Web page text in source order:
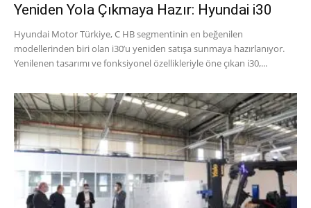
Yeniden Yola Çıkmaya Hazır: Hyundai i30
Hyundai Motor Türkiye, C HB segmentinin en beğenilen
modellerinden biri olan i30’u yeniden satışa sunmaya hazırlanıyor.
Yenilenen tasarımı ve fonksiyonel özellikleriyle öne çıkan i30,...